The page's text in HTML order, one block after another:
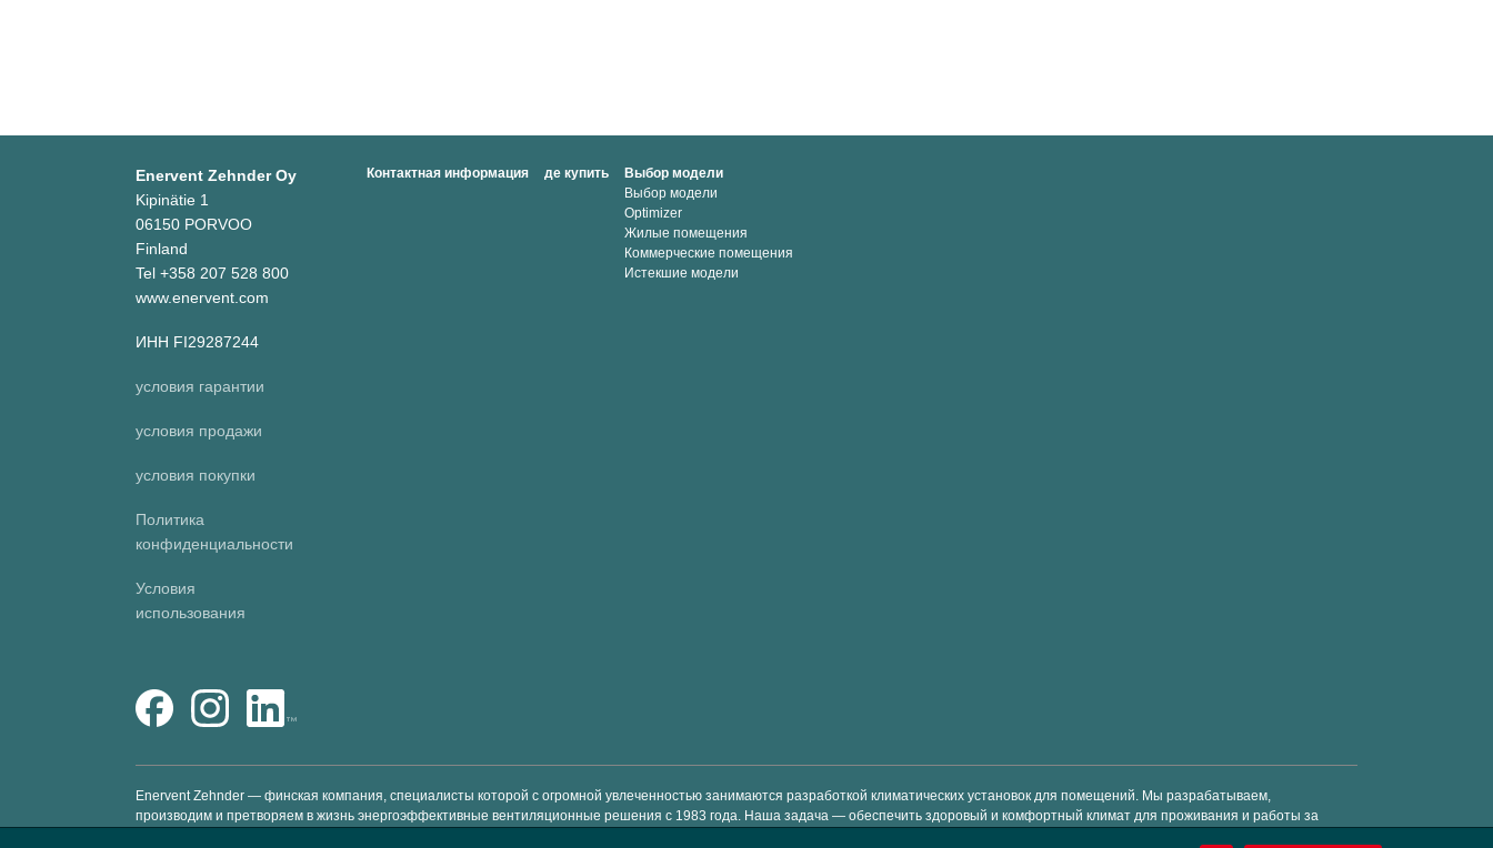
Enervent Zehnder Oy
Kipinätie 1
06150 PORVOO
Finland
Tel +358 207 528 800
www.enervent.com
ИНН FI29287244
условия гарантии
условия продажи
условия покупки
Политика
конфиденциальности
Условия
использования
Контактная информация де купить
Выбор модели
Выбор модели
Optimizer
Жилые помещения
Коммерческие помещения
Истекшие модели
Enervent Zehnder — финская компания, специалисты которой с огромной увлеченностью занимаются разработкой климатических установок для помещений. Мы разрабатываем,
производим и претворяем в жизнь энергоэффективные вентиляционные решения с 1983 года. Наша задача — обеспечить здоровый и комфортный климат для проживания и работы за